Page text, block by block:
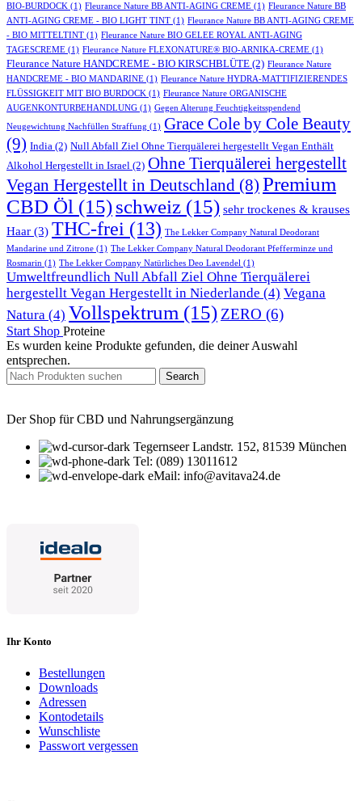
BIO-BURDOCK (1) Fleurance Nature BB ANTI-AGING CREME (1) Fleurance Nature BB
ANTI-AGING CREME - BIO LIGHT TINT (1) Fleurance Nature BB ANTI-AGING CREME
- BIO MITTELTINT (1) Fleurance Nature BIO GELEE ROYAL ANTI-AGING
TAGESCREME (1) Fleurance Nature FLEXONATURE® BIO-ARNIKA-CREME (1)
Fleurance Nature HANDCREME - BIO KIRSCHBLÜTE (2) Fleurance Nature
HANDCREME - BIO MANDARINE (1) Fleurance Nature HYDRA-MATTIFIZIERENDES
FLÜSSIGKEIT MIT BIO BURDOCK (1) Fleurance Nature ORGANISCHE
AUGENKONTURBEHANDLUNG (1) Gegen Alterung Feuchtigkeitsspendend
Neugewichtung Nachfüllen Straffung (1) Grace Cole by Cole Beauty
(9) India (2) Null Abfall Ziel Ohne Tierquälerei hergestellt Vegan Enthält
Alkohol Hergestellt in Israel (2) Ohne Tierquälerei hergestellt
Vegan Hergestellt in Deutschland (8) Premium
CBD Öl (15)schweiz (15) sehr trockenes & krauses
Haar (3) THC-frei (13) The Lekker Company Natural Deodorant
Mandarine und Zitrone (1) The Lekker Company Natural Deodorant Pfefferminze und
Rosmarin (1) The Lekker Company Natürliches Deo Lavendel (1)
Umweltfreundlich Null Abfall Ziel Ohne Tierquälerei
hergestellt Vegan Hergestellt in Niederlande (4) Vegana
Natura (4) Vollspektrum (15) ZERO (6)
Start Shop Proteine
Es wurden keine Produkte gefunden, die deiner Auswahl
entsprechen.
Search
Der Shop für CBD und Nahrungsergänzung
Tegernseer Landstr. 152, 81539 München
Tel: (089) 13011612
eMail: info@avitava24.de
Ihr Konto
Bestellungen
Downloads
Adressen
Kontodetails
Wunschliste
Passwort vergessen